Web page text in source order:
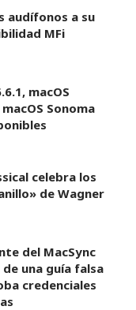
audífonos a su
MFi
macOS
Sonoma
celebra los
de Wagner
del MacSync
una guía falsa
credenciales